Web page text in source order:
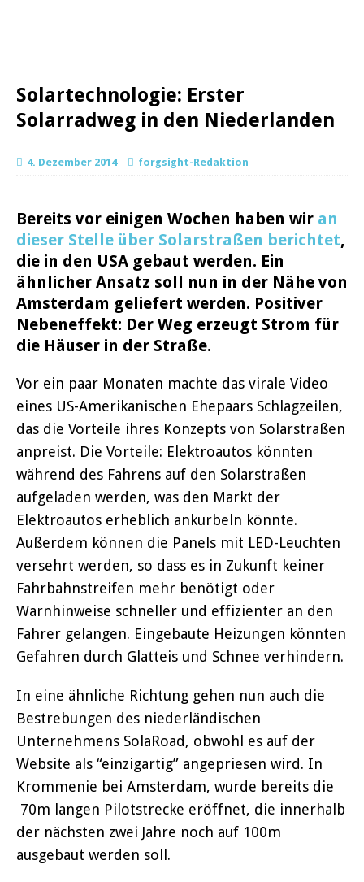
Solartechnologie: Erster
Solarradweg in den Niederlanden
4. Dezember 2014 forgsight-Redaktion
Bereits vor einigen Wochen haben wir an
dieser Stelle über Solarstraßen berichtet,
die in den USA gebaut werden. Ein
ähnlicher Ansatz soll nun in der Nähe von
Amsterdam geliefert werden. Positiver
Nebeneffekt: Der Weg erzeugt Strom für
die Häuser in der Straße.
Vor ein paar Monaten machte das virale Video
eines US-Amerikanischen Ehepaars Schlagzeilen,
das die Vorteile ihres Konzepts von Solarstraßen
anpreist. Die Vorteile: Elektroautos könnten
während des Fahrens auf den Solarstraßen
aufgeladen werden, was den Markt der
Elektroautos erheblich ankurbeln könnte.
Außerdem können die Panels mit LED-Leuchten
versehrt werden, so dass es in Zukunft keiner
Fahrbahnstreifen mehr benötigt oder
Warnhinweise schneller und effizienter an den
Fahrer gelangen. Eingebaute Heizungen könnten
Gefahren durch Glatteis und Schnee verhindern.
In eine ähnliche Richtung gehen nun auch die
Bestrebungen des niederländischen
Unternehmens SolaRoad, obwohl es auf der
Website als “einzigartig” angepriesen wird. In
Krommenie bei Amsterdam, wurde bereits die
70m langen Pilotstrecke eröffnet, die innerhalb
der nächsten zwei Jahre noch auf 100m
ausgebaut werden soll.